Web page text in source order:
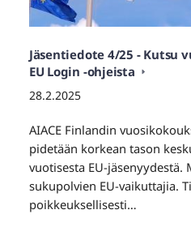
Jäsentiedote 4/25 - Kutsu
EU Login -ohjeista
28.2.2025
AIACE Finlandin
pidetään korkean tason
vuotisesta EU-jäsenyydestä.
sukupolvien EU-vaikuttajia.
poikkeuksellisesti…